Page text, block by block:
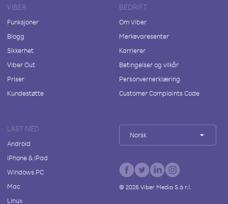
VIBER
Funksjoner
Blogg
Sikkerhet
Viber Out
Priser
Kundestøtte
BEDRIFT
Om Viber
Merkevaresenter
Karrierer
Betingelser og vilkår
Personvernerklæring
Customer Complaints Code
LAST NED
Android
iPhone & iPad
Windows PC
Mac
Linux
Norsk
© 2026Viber Media S.à r.l.